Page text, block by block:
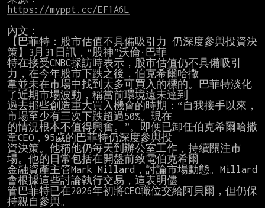
https://myppt.cc/EF1A6L
內文：
【巴菲特：股市估值不具備吸引力 仍深度參與投資決
策】3月31日訊，“股神”沃倫·巴菲
特在接受CNBC採訪時表示，股市估值仍不具備吸引
力，在今年股市下跌之後，伯克希爾哈撒
韋並未在市場中找到太多可買入的標的。巴菲特淡化
了近期市場波動，稱當前環境遠未達到
過去那些創造重大買入機會的時期：“自我接手以來，
市場至少有三次下跌超過50%。現在
的情況根本不值得興奮。”。即便已卸任伯克希爾哈撒
韋CEO，95歲的巴菲特仍深度參與投
資決策。他稱他仍每天到辦公室工作，持續關注市
場。他的日常包括在開盤前致電伯克希爾
金融資產主管Mark Millard，討論市場動態。Millard
會根據這些討論執行交易，這表明儘
管巴菲特已在2026年初將CEO職位交給阿貝爾，但仍保
持親自參與。